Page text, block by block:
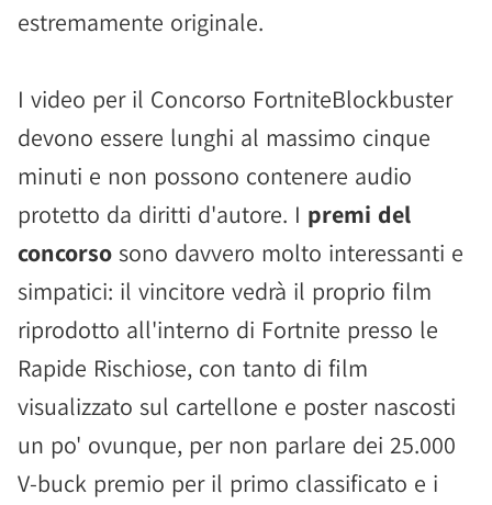
estremamente originale.
I video per il Concorso FortniteBlockbuster
devono essere lunghi al massimo cinque
minuti e non possono contenere audio
protetto da diritti d'autore. I premi del
concorso sono davvero molto interessanti e
simpatici: il vincitore vedrà il proprio film
riprodotto all'interno di Fortnite presso le
Rapide Rischiose, con tanto di film
visualizzato sul cartellone e poster nascosti
un po' ovunque, per non parlare dei 25.000
V-buck premio per il primo classificato e i